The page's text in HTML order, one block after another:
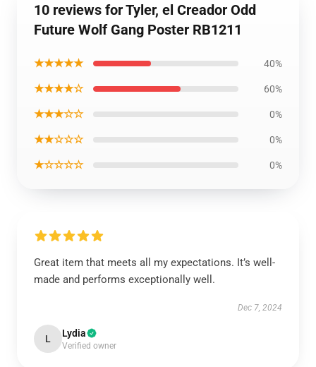
10 reviews for Tyler, el Creador Odd
Future Wolf Gang Poster RB1211
★★★★★ 40%
★★★★☆ 60%
★★★☆☆ 0%
★★☆☆☆ 0%
★☆☆☆☆ 0%
Great item that meets all my expectations. It’s well-
made and performs exceptionally well.
Dec 7, 2024
L Lydia
Verified owner